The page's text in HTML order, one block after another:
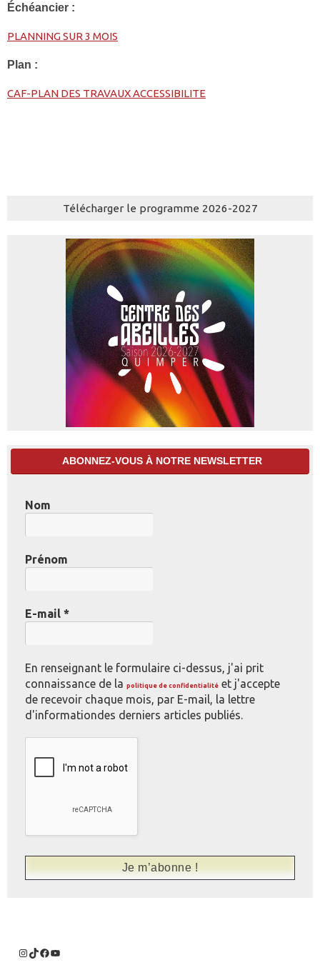
Échéancier :
PLANNING SUR 3 MOIS
Plan :
CAF-PLAN DES TRAVAUX ACCESSIBILITE
Télécharger le programme 2026-2027
ABONNEZ-VOUS À NOTRE NEWSLETTER
Nom
Prénom
E-mail *
En renseignant le formulaire ci-dessus, j'ai prit
connaissance de la politique de confidentialité et j'accepte
de recevoir chaque mois, par E-mail, la lettre
d'informationdes derniers articles publiés.